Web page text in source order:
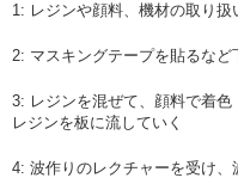
大阪府豊中市
にコインパーキングあり
レッスン受講に関わる認定証や
十分な換気を行いながらレッス
1: レジンや顔料、機材の取り扱
2: マスキングテープを貼るなど
3: レジンを混ぜて、顔料で着色
レジンを板に流していく
4: 波作りのレクチャーを受け、